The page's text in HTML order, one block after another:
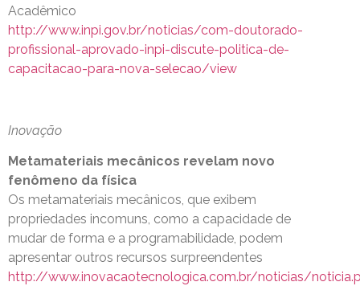
Acadêmico
http://www.inpi.gov.br/noticias/com-doutorado-
profissional-aprovado-inpi-discute-politica-de-
capacitacao-para-nova-selecao/view
Inovação
Metamateriais mecânicos revelam novo
fenômeno da física
Os metamateriais mecânicos, que exibem
propriedades incomuns, como a capacidade de
mudar de forma e a programabilidade, podem
apresentar outros recursos surpreendentes
http://www.inovacaotecnologica.com.br/noticias/